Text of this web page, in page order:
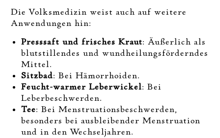
Die Volksmedizin weist auch auf weitere
Anwendungen hin:
Presssaft und frisches Kraut: Äußerlich als
blutstillendes und wundheilungsförderndes
Mittel.
Sitzbad: Bei Hämorrhoiden.
Feucht-warmer Leberwickel: Bei
Leberbeschwerden.
Tee: Bei Menstruationsbeschwerden,
besonders bei ausbleibender Menstruation
und in den Wechseljahren.